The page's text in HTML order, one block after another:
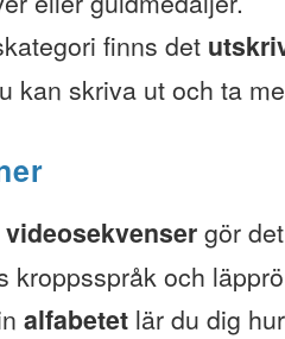
finns det
kan skriva ut och ta
videosekvenser gör
kroppsspråk och
alfabetet lär du dig